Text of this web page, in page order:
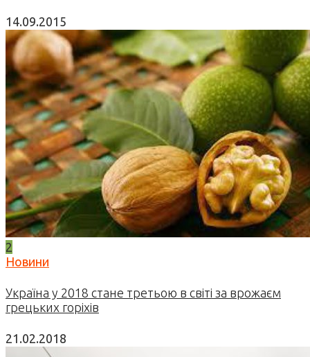
14.09.2015
2
Новини
Україна у 2018 стане третьою в світі за врожаєм
грецьких горіхів
21.02.2018